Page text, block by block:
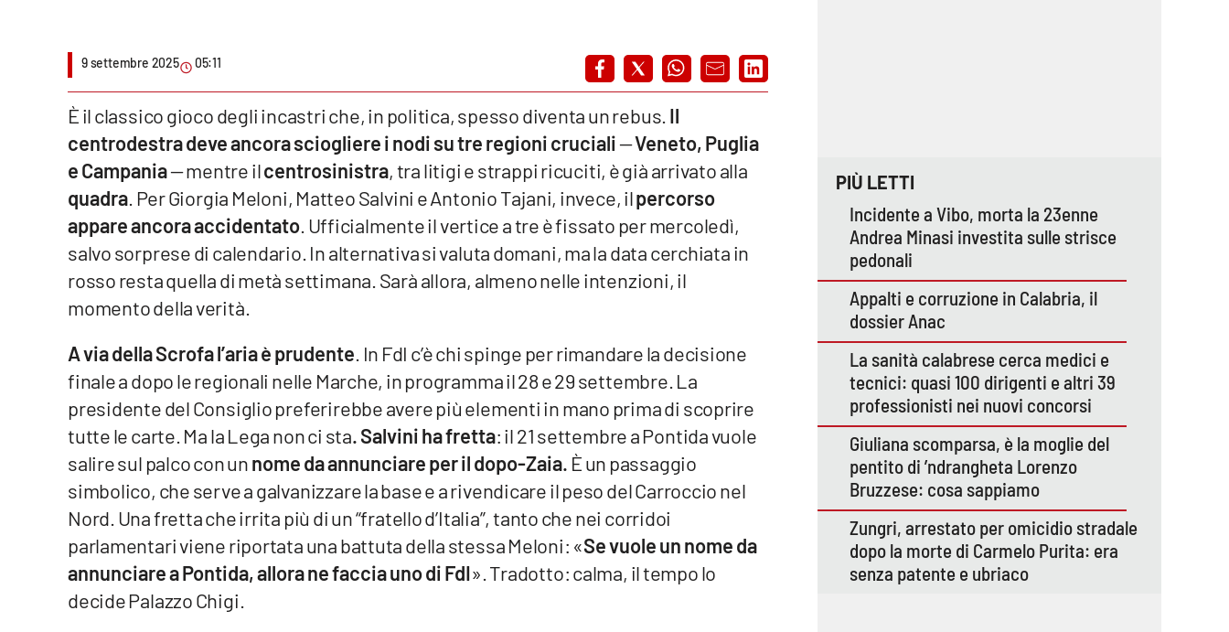
Imprese Di Calabria
Le perfidie di Antonella Grippo
Venti di comunicazione
Streaming
Reggio Calabria
9 settembre 2025 05:11
È il classico gioco degli incastri che, in politica, spesso diventa un rebus. Il
centrodestra deve ancora sciogliere i nodi su tre regioni cruciali—Veneto, Puglia
e Campania— mentre ilcentrosinistra, tra litigi e strappi ricuciti, è già arrivato alla
quadra . Per Giorgia Meloni, Matteo Salvini e Antonio Tajani, invece, ilpercorso
appare ancora accidentato . Ufficialmente il vertice a tre è fissato per mercoledì,
salvo sorprese di calendario. In alternativa si valuta domani, ma la data cerchiata in
rosso resta quella di metà settimana. Sarà allora, almeno nelle intenzioni, il
momento della verità.
A via della Scrofa l’aria è prudente . In FdI c’è chi spinge per rimandare la decisione
finale a dopo le regionali nelle Marche, in programma il 28 e 29 settembre. La
presidente del Consiglio preferirebbe avere più elementi in mano prima di scoprire
tutte le carte. Ma la Lega non ci sta. Salvini ha fretta: il 21 settembre a Pontida vuole
salire sul palco con unnome da annunciare per il dopo-Zaia. È un passaggio
simbolico, che serve a galvanizzare la base e a rivendicare il peso del Carroccio nel
Nord. Una fretta che irrita più di un “fratello d’Italia”, tanto che nei corridoi
parlamentari viene riportata una battuta della stessa Meloni: «Se vuole un nome da
annunciare a Pontida, allora ne faccia uno di FdI». Tradotto: calma, il tempo lo
decide Palazzo Chigi.
PIÙ LETTI
Incidente a Vibo, morta la 23enne
Andrea Minasi investita sulle strisce
pedonali
Appalti e corruzione in Calabria, il
dossier Anac
La sanità calabrese cerca medici e
tecnici: quasi 100 dirigenti e altri 39
professionisti nei nuovi concorsi
Giuliana scomparsa, è la moglie del
pentito di ’ndrangheta Lorenzo
Bruzzese: cosa sappiamo
Zungri, arrestato per omicidio stradale
dopo la morte di Carmelo Purita: era
senza patente e ubriaco